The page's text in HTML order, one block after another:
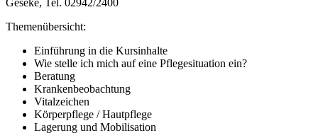
Themenübersicht:
Einführung in die Kursinhalte
Wie stelle ich mich auf eine Pflegesituation ein?
Beratung
Krankenbeobachtung
Vitalzeichen
Körperpflege / Hautpflege
Lagerung und Mobilisation